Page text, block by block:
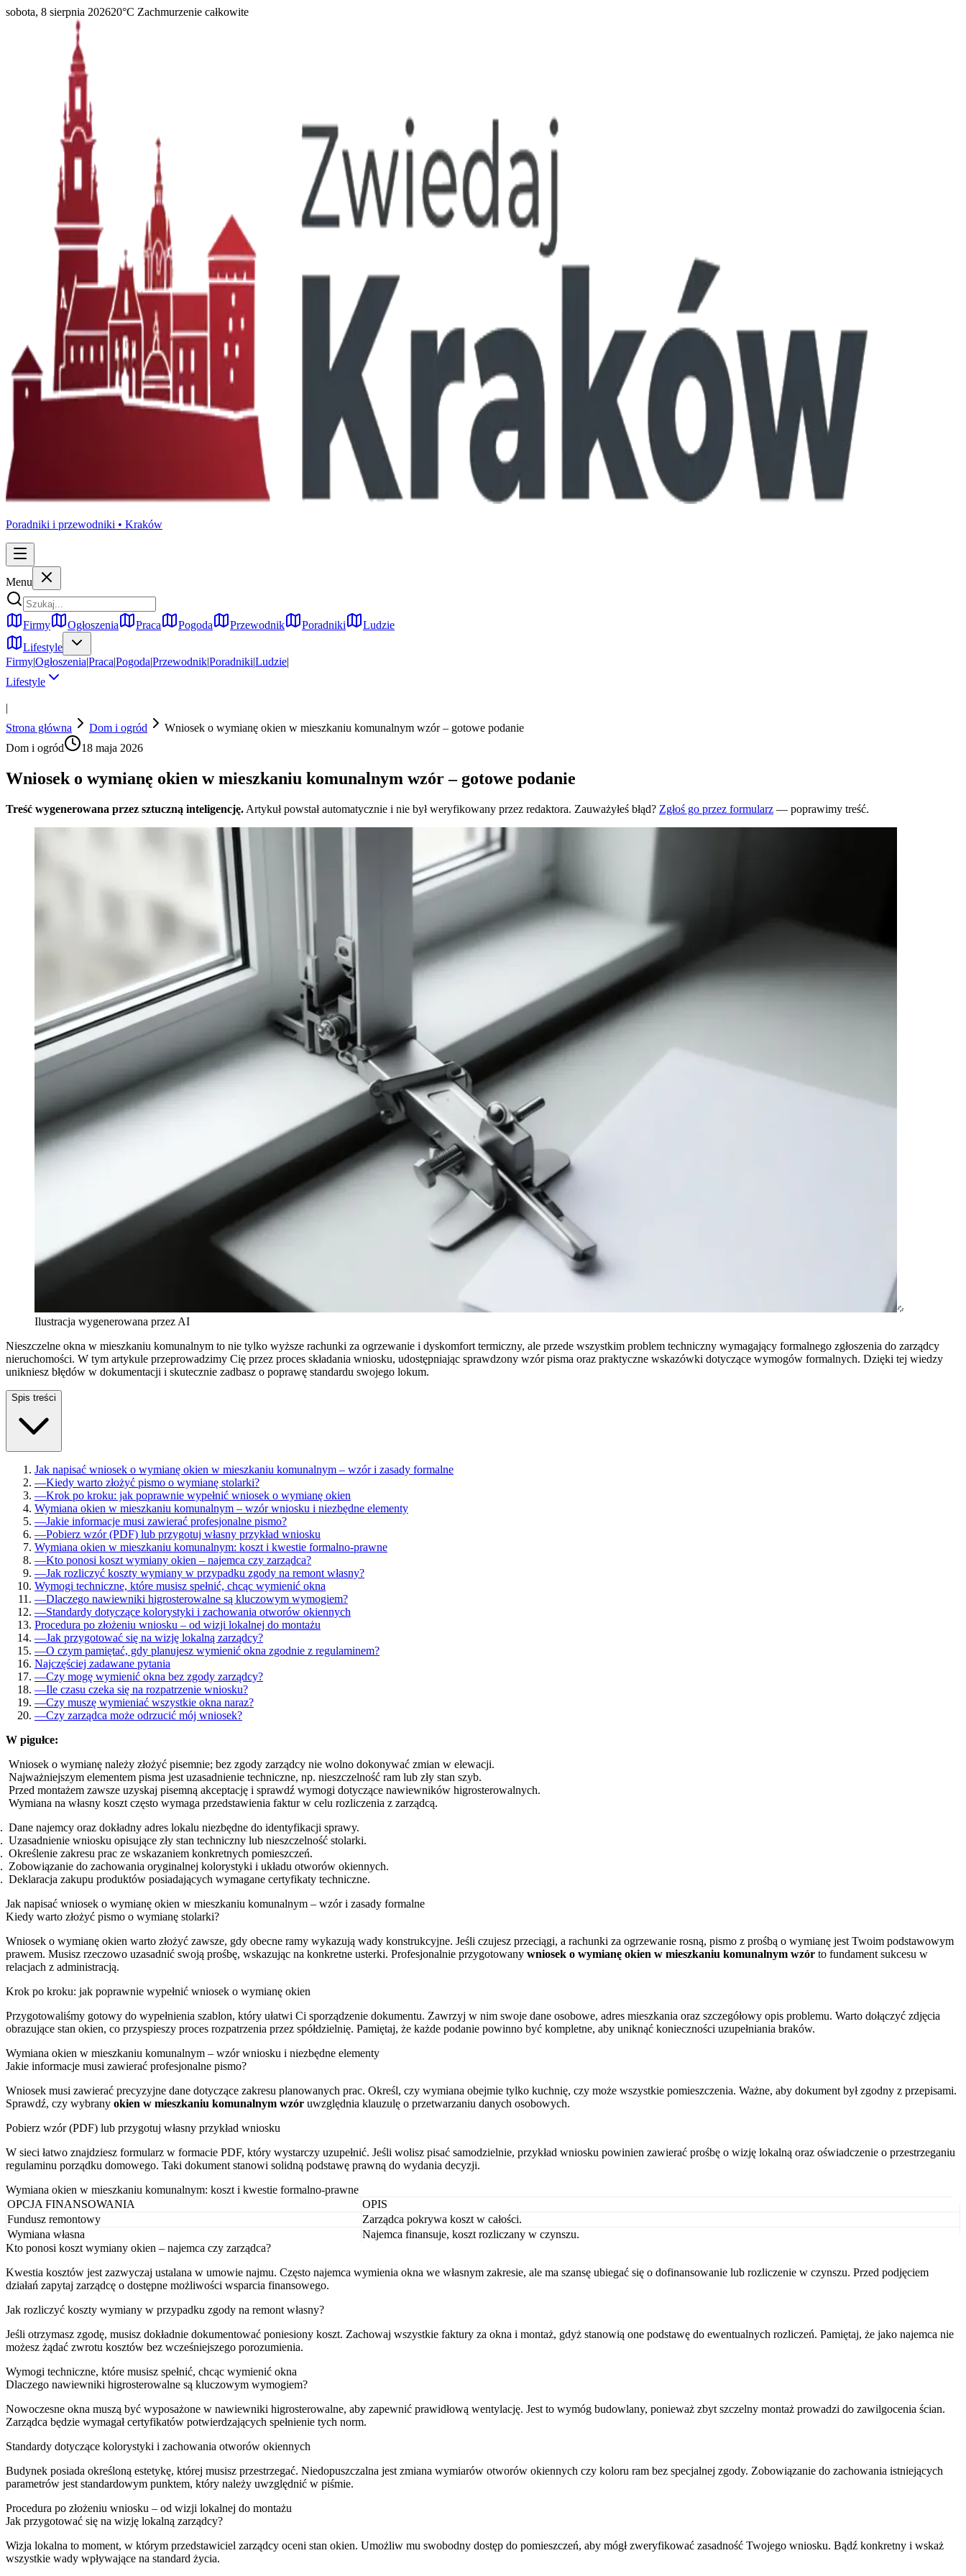
sobota, 8 sierpnia 202620°C Zachmurzenie całkowite
Poradniki i przewodniki • Kraków
Menu
Firmy Ogłoszenia Praca Pogoda Przewodnik Poradniki
Ludzie
Lifestyle
Firmy|Ogłoszenia|Praca|Pogoda|Przewodnik|Poradniki|Ludzie|
Lifestyle
|
Strona główna
Dom i ogród
Wniosek o wymianę okien w mieszkaniu komunalnym wzór – gotowe podanie
Dom i ogród
18 maja 2026
Wniosek o wymianę okien w mieszkaniu komunalnym wzór – gotowe podanie
Treść wygenerowana przez sztuczną inteligencję. Artykuł powstał automatycznie i nie był weryfikowany przez redaktora. Zauważyłeś błąd? Zgłoś go przez formularz — poprawimy treść.
Ilustracja wygenerowana przez AI
Nieszczelne okna w mieszkaniu komunalnym to nie tylko wyższe rachunki za ogrzewanie i dyskomfort termiczny, ale przede wszystkim problem techniczny wymagający formalnego zgłoszenia do zarządcy
nieruchomości. W tym artykule przeprowadzimy Cię przez proces składania wniosku, udostępniając sprawdzony wzór pisma oraz praktyczne wskazówki dotyczące wymogów formalnych. Dzięki tej wiedzy
unikniesz błędów w dokumentacji i skutecznie zadbasz o poprawę standardu swojego lokum.
Spis treści
Jak napisać wniosek o wymianę okien w mieszkaniu komunalnym – wzór i zasady formalne
—Kiedy warto złożyć pismo o wymianę stolarki?
—Krok po kroku: jak poprawnie wypełnić wniosek o wymianę okien
Wymiana okien w mieszkaniu komunalnym – wzór wniosku i niezbędne elementy
—Jakie informacje musi zawierać profesjonalne pismo?
—Pobierz wzór (PDF) lub przygotuj własny przykład wniosku
Wymiana okien w mieszkaniu komunalnym: koszt i kwestie formalno-prawne
—Kto ponosi koszt wymiany okien – najemca czy zarządca?
—Jak rozliczyć koszty wymiany w przypadku zgody na remont własny?
Wymogi techniczne, które musisz spełnić, chcąc wymienić okna
—Dlaczego nawiewniki higrosterowalne są kluczowym wymogiem?
—Standardy dotyczące kolorystyki i zachowania otworów okiennych
Procedura po złożeniu wniosku – od wizji lokalnej do montażu
—Jak przygotować się na wizję lokalną zarządcy?
—O czym pamiętać, gdy planujesz wymienić okna zgodnie z regulaminem?
Najczęściej zadawane pytania
—Czy mogę wymienić okna bez zgody zarządcy?
—Ile czasu czeka się na rozpatrzenie wniosku?
—Czy muszę wymieniać wszystkie okna naraz?
—Czy zarządca może odrzucić mój wniosek?
W pigułce:
Wniosek o wymianę należy złożyć pisemnie; bez zgody zarządcy nie wolno dokonywać zmian w elewacji.
Najważniejszym elementem pisma jest uzasadnienie techniczne, np. nieszczelność ram lub zły stan szyb.
Przed montażem zawsze uzyskaj pisemną akceptację i sprawdź wymogi dotyczące nawiewników higrosterowalnych.
Wymiana na własny koszt często wymaga przedstawienia faktur w celu rozliczenia z zarządcą.
Dane najemcy oraz dokładny adres lokalu niezbędne do identyfikacji sprawy.
Uzasadnienie wniosku opisujące zły stan techniczny lub nieszczelność stolarki.
Określenie zakresu prac ze wskazaniem konkretnych pomieszczeń.
Zobowiązanie do zachowania oryginalnej kolorystyki i układu otworów okiennych.
Deklaracja zakupu produktów posiadających wymagane certyfikaty techniczne.
Jak napisać wniosek o wymianę okien w mieszkaniu komunalnym – wzór i zasady formalne
Kiedy warto złożyć pismo o wymianę stolarki?
Wniosek o wymianę okien warto złożyć zawsze, gdy obecne ramy wykazują wady konstrukcyjne. Jeśli czujesz przeciągi, a rachunki za ogrzewanie rosną, pismo z prośbą o wymianę jest Twoim podstawowym
prawem. Musisz rzeczowo uzasadnić swoją prośbę, wskazując na konkretne usterki. Profesjonalnie przygotowany wniosek o wymianę okien w mieszkaniu komunalnym wzór to fundament sukcesu w
relacjach z administracją.
Krok po kroku: jak poprawnie wypełnić wniosek o wymianę okien
Przygotowaliśmy gotowy do wypełnienia szablon, który ułatwi Ci sporządzenie dokumentu. Zawrzyj w nim swoje dane osobowe, adres mieszkania oraz szczegółowy opis problemu. Warto dołączyć zdjęcia
obrazujące stan okien, co przyspieszy proces rozpatrzenia przez spółdzielnię. Pamiętaj, że każde podanie powinno być kompletne, aby uniknąć konieczności uzupełniania braków.
Wymiana okien w mieszkaniu komunalnym – wzór wniosku i niezbędne elementy
Jakie informacje musi zawierać profesjonalne pismo?
Wniosek musi zawierać precyzyjne dane dotyczące zakresu planowanych prac. Określ, czy wymiana obejmie tylko kuchnię, czy może wszystkie pomieszczenia. Ważne, aby dokument był zgodny z przepisami.
Sprawdź, czy wybrany okien w mieszkaniu komunalnym wzór uwzględnia klauzulę o przetwarzaniu danych osobowych.
Pobierz wzór (PDF) lub przygotuj własny przykład wniosku
W sieci łatwo znajdziesz formularz w formacie PDF, który wystarczy uzupełnić. Jeśli wolisz pisać samodzielnie, przykład wniosku powinien zawierać prośbę o wizję lokalną oraz oświadczenie o przestrzeganiu
regulaminu porządku domowego. Taki dokument stanowi solidną podstawę prawną do wydania decyzji.
Wymiana okien w mieszkaniu komunalnym: koszt i kwestie formalno-prawne
OPCJA FINANSOWANIA
OPIS
Fundusz remontowy
Zarządca pokrywa koszt w całości.
Wymiana własna
Najemca finansuje, koszt rozliczany w czynszu.
Kto ponosi koszt wymiany okien – najemca czy zarządca?
Kwestia kosztów jest zazwyczaj ustalana w umowie najmu. Często najemca wymienia okna we własnym zakresie, ale ma szansę ubiegać się o dofinansowanie lub rozliczenie w czynszu. Przed podjęciem
działań zapytaj zarządcę o dostępne możliwości wsparcia finansowego.
Jak rozliczyć koszty wymiany w przypadku zgody na remont własny?
Jeśli otrzymasz zgodę, musisz dokładnie dokumentować poniesiony koszt. Zachowaj wszystkie faktury za okna i montaż, gdyż stanowią one podstawę do ewentualnych rozliczeń. Pamiętaj, że jako najemca nie
możesz żądać zwrotu kosztów bez wcześniejszego porozumienia.
Wymogi techniczne, które musisz spełnić, chcąc wymienić okna
Dlaczego nawiewniki higrosterowalne są kluczowym wymogiem?
Nowoczesne okna muszą być wyposażone w nawiewniki higrosterowalne, aby zapewnić prawidłową wentylację. Jest to wymóg budowlany, ponieważ zbyt szczelny montaż prowadzi do zawilgocenia ścian.
Zarządca będzie wymagał certyfikatów potwierdzających spełnienie tych norm.
Standardy dotyczące kolorystyki i zachowania otworów okiennych
Budynek posiada określoną estetykę, której musisz przestrzegać. Niedopuszczalna jest zmiana wymiarów otworów okiennych czy koloru ram bez specjalnej zgody. Zobowiązanie do zachowania istniejących
parametrów jest standardowym punktem, który należy uwzględnić w piśmie.
Procedura po złożeniu wniosku – od wizji lokalnej do montażu
Jak przygotować się na wizję lokalną zarządcy?
Wizja lokalna to moment, w którym przedstawiciel zarządcy oceni stan okien. Umożliw mu swobodny dostęp do pomieszczeń, aby mógł zweryfikować zasadność Twojego wniosku. Bądź konkretny i wskaż
wszystkie wady wpływające na standard życia.